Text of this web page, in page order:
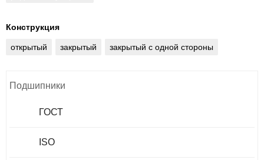
Конструкция
открытый закрытый закрытый с одной стороны
Подшипники
ГОСТ
ISO